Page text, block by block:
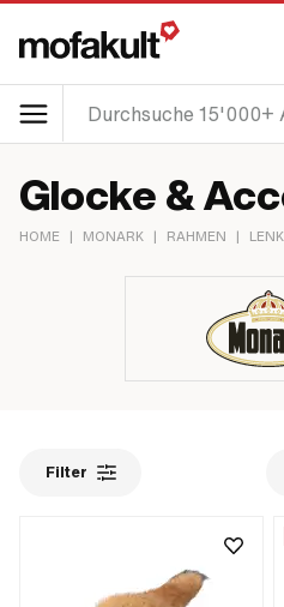
Glocke &
HOME | MONARK | RAHMEN |
Filter